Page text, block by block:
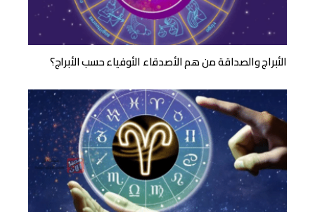
الأبراج والصداقة من هم الأصدقاء الأوفياء حسب الأبراج؟